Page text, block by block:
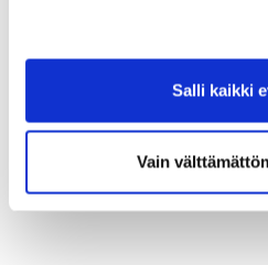
Salli kaikki
Vain